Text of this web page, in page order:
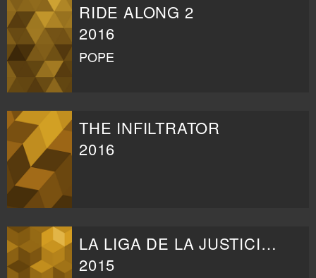
RIDE ALONG 2
2016
POPE
THE INFILTRATOR
2016
LA LIGA DE LA JUSTICIA: DIOSES Y MONSTRUOS
2015